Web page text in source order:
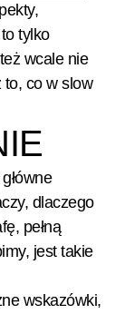
tylko
wcale nie
to, co w slow
dlaczego
pełną
jest takie
wskazówki,